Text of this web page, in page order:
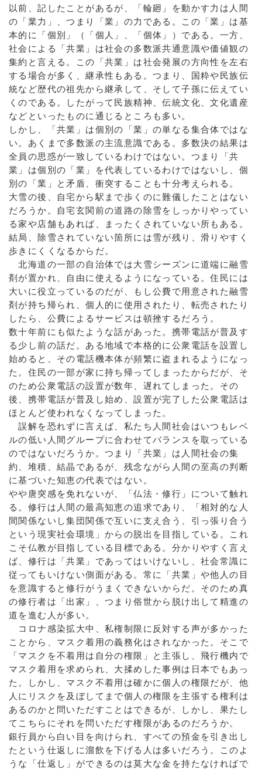
以前、記したことがあるが、「輪廻」を動かす力は人間
の「業力」、つまり「業」の力である。この「業」は基
本的に「個別」（「個人」、「個体」）である。一方、
社会による「共業」は社会の多数派共通意識や価値観の
集約と言える。この「共業」は社会発展の方向性を左右
する場合が多く、継承性もある。つまり、国粋や民族伝
統など歴代の祖先から継承して、そして子孫に伝えてい
くのである。したがって民族精神、伝統文化、文化遺産
などといったものに通じるところも多い。
しかし、「共業」は個別の「業」の単なる集合体ではな
い。あくまで多数派の主流意識である。多数決の結果は
全員の思惑が一致しているわけではない。つまり「共
業」は個別の「業」を代表しているわけではないし、個
別の「業」と矛盾、衝突することも十分考えられる。
大雪の後、自宅から駅まで歩くのに難儀したことはない
だろうか。自宅玄関前の道路の除雪をしっかりやってい
る家や店舗もあれば、まったくされていない所もある。
結局、除雪されていない箇所には雪が残り、滑りやすく
歩きにくくなるからだ。
北海道の一部の自治体では大雪シーズンに道端に融雪
剤が置かれ、自由に使えるようになっている。住民には
大いに役立っているのだが、もし公費で用意された融雪
剤が持ち帰られ、個人的に使用されたり、転売されたり
したら、公費によるサービスは頓挫するだろう。
数十年前にも似たような話があった。携帯電話が普及す
る少し前の話だ。ある地域で本格的に公衆電話を設置し
始めると、その電話機本体が頻繁に盗まれるようになっ
た。住民の一部が家に持ち帰ってしまったからだが、そ
のため公衆電話の設置が数年、遅れてしまった。その
後、携帯電話が普及し始め、設置が完了した公衆電話は
ほとんど使われなくなってしまった。
誤解を恐れずに言えば、私たち人間社会はいつもレベ
ルの低い人間グループに合わせてバランスを取っている
のではないだろうか。つまり「共業」は人間社会の集
約、堆積、結晶であるが、残念ながら人間の至高の判断
に基づいた知恵の代表ではない。
やや唐突感を免れないが、「仏法・修行」について触れ
る。修行は人間の最高知恵の追求であり、「相対的な人
間関係ないし集団関係で互いに支え合う、引っ張り合う
という現実社会環境」からの脱出を目指している。これ
こそ仏教が目指している目標である。分かりやすく言え
ば、修行は「共業」であってはいけないし、社会常識に
従ってもいけない側面がある。常に「共業」や他人の目
を意識すると修行がうまくできないからだ。そのため真
の修行者は「出家」、つまり俗世から脱け出して精進の
道を進む人が多い。
コロナ感染拡大中、私権制限に反対する声が多かった
ことから、マスク着用の義務化はされなかった。そこで
「マスクを不着用は自分の権限」と主張し、飛行機内で
マスク着用を求められ、大揉めした事例は日本でもあっ
た。しかし、マスク不着用は確かに個人の権限だが、他
人にリスクを及ぼしてまで個人の権限を主張する権利は
あるのかと問いただすことはできるが、しかし、果たし
てこちらにそれを問いただす権限があるのだろうか。
銀行員から白い目を向けられ、すべての預金を引き出し
たという仕返しに溜飲を下げる人は多いだろう。このよ
うな「仕返し」ができるのは莫大な金を持たなければで